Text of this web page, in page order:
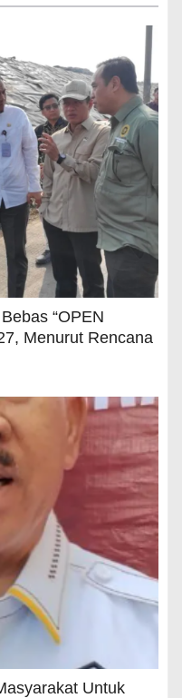
“OPEN
Menurut Rencana
Untuk